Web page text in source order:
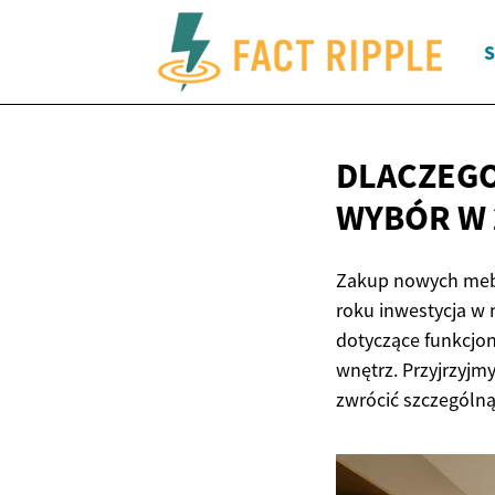
WYBÓR W
Zakup nowych
roku inwestycja w
dotyczące
wnętrz.
zwrócić